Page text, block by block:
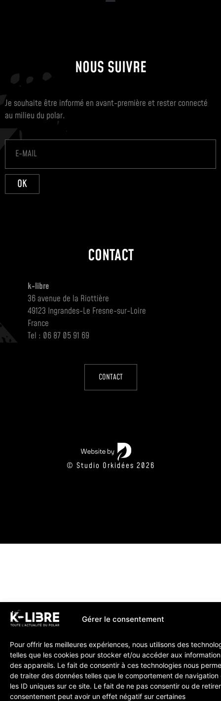
Gérer le consentement
Pour offrir les meilleures expériences, nous utilisons des
telles que les cookies pour stocker et/ou accéder aux
des appareils. Le fait de consentir à ces technologies nous
de traiter des données telles que le comportement de navigation
les ID uniques sur ce site. Le fait de ne pas consentir ou de
consentement peut avoir un effet négatif sur certaines
NOUS SUIVRE
Je souhaite être informé en avant-première et rester connecté
au milieu du polar.
OK
CONTACT
k-libre
36 avenue de la Riottière
49123 Ingrandes-Le Fresne-sur-Loire
France
Tel : 06 87 05 91 69
CONTACT
© Studio Orkidées 2026